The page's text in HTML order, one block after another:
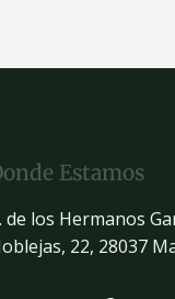
Estamos
de los Hermanos
22, 28037